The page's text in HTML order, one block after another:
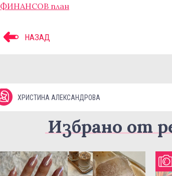
ФИНАНСОВ план
НАЗАД
ХРИСТИНА АЛЕКСАНДРОВА
Избрано от